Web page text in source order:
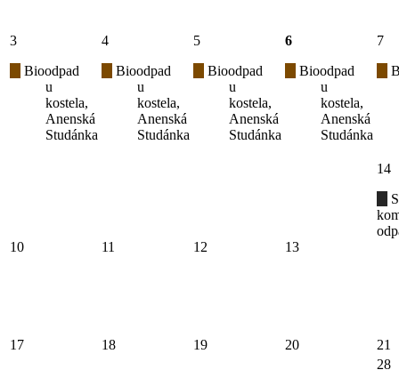
3
Bioodpad
u
kostela,
Anenská
Studánka
4
Bioodpad
u
kostela,
Anenská
Studánka
5
Bioodpad
u
kostela,
Anenská
Studánka
6
Bioodpad
u
kostela,
Anenská
Studánka
7
10 11 12 13
14
17 18 19 20 21
28